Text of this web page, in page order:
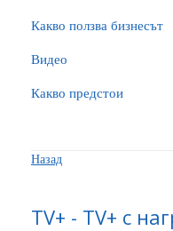
Какво ползва бизнесът
Видео
Какво предстои
Назад
ТV+ - TV+ с